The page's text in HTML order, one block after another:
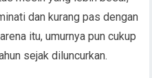
dan kurang pas dengan
itu, umurnya pun cukup
sejak diluncurkan.